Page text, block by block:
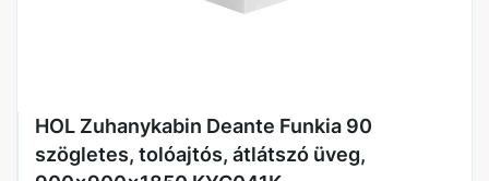
HOL Zuhanykabin Deante Funkia 90
szögletes, tolóajtós, átlátszó üveg,